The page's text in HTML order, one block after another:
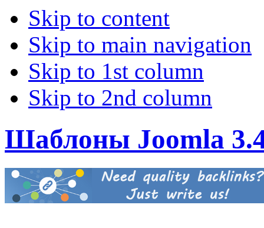
Skip to content
Skip to main navigation
Skip to 1st column
Skip to 2nd column
Шаблоны Joomla